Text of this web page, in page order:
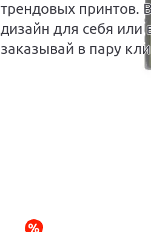
трендовых принтов.
дизайн для себя или
заказывай в пару